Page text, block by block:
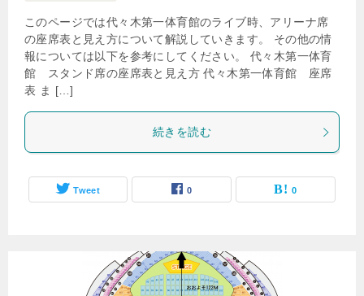
このページでは代々木第一体育館のライブ時、アリーナ席
の座席表と見え方について解説していきます。 その他の情
報については以下を参考にしてください。 代々木第一体育
館 スタンド席の座席表と見え方 代々木第一体育館 座席
表 ま […]
続きを読む
Tweet 0 0